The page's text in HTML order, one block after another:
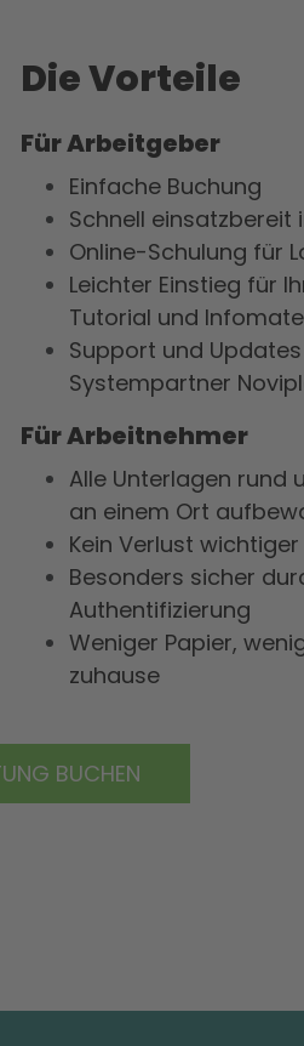
Die Vorteile
Für Arbeitgeber
Einfache Buchung
Schnell einsatzbereit
Online-Schulung für
Leichter Einstieg für
Tutorial und
Support und Updates
Systempartner
Für Arbeitnehmer
Alle Unterlagen rund
an einem Ort
Kein Verlust
Besonders sicher
Authentifizierung
Weniger Papier,
zuhause
BUCHEN